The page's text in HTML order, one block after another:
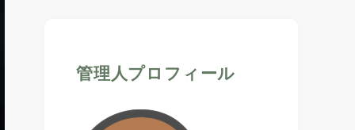
管理人プロフィール